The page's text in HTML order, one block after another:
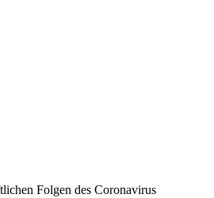
Folgen des Coronavirus